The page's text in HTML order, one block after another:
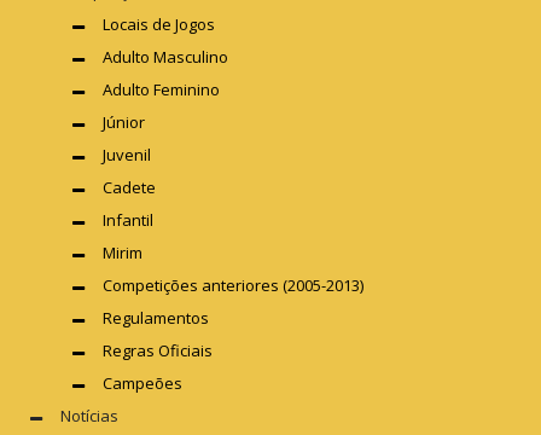
Locais de Jogos
Adulto Masculino
Adulto Feminino
Júnior
Juvenil
Cadete
Infantil
Mirim
Competições anteriores (2005-2013)
Regulamentos
Regras Oficiais
Campeões
Notícias